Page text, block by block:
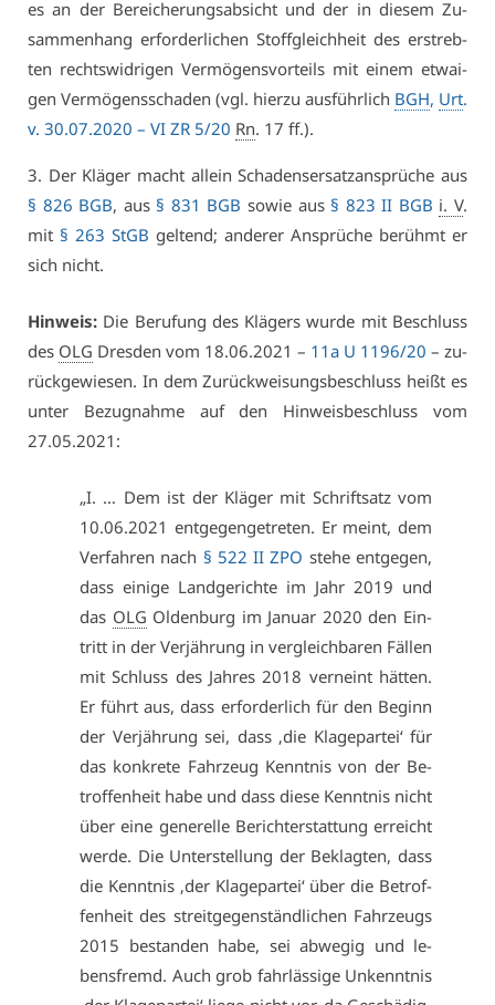
es an der Be­rei­che­rungs­ab­sicht und der in die­sem Zu­
sam­men­hang er­for­der­li­chen Stoff­gleich­heit des er­streb­
ten rechts­wid­ri­gen Ver­mö­gens­vor­teils mit ei­nem et­wai­
gen Ver­mö­gens­scha­den (vgl. hier­zu aus­führ­lich BGH, Urt.
v. 30.07.2020 – VI ZR 5/20 Rn. 17 ff.).
3. Der Klä­ger macht al­lein Scha­dens­er­satz­an­sprü­che aus
§ 826 BGB, aus § 831 BGB so­wie aus § 823 II BGB i. V.
mit § 263 StGB gel­tend; an­de­rer An­sprü­che be­rühmt er
sich nicht.
Hin­weis: Die Be­ru­fung des Klä­gers wur­de mit Be­schluss
des OLG Dres­den vom 18.06.2021 – 11a U 1196/20 – zu­
rück­ge­wie­sen. In dem Zu­rück­wei­sungs­be­schluss heißt es
un­ter Be­zug­nah­me auf den Hin­weis­be­schluss vom
27.05.2021:
„I. … Dem ist der Klä­ger mit Schrift­satz vom
10.06.2021 ent­ge­gen­ge­tre­ten. Er meint, dem
Ver­fah­ren nach § 522 II ZPO ste­he ent­ge­gen,
dass ei­ni­ge Land­ge­rich­te im Jahr 2019 und
das OLG Ol­den­burg im Ja­nu­ar 2020 den Ein­
tritt in der Ver­jäh­rung in ver­gleich­ba­ren Fäl­len
mit Schluss des Jah­res 2018 ver­neint hät­ten.
Er führt aus, dass er­for­der­lich für den Be­ginn
der Ver­jäh­rung sei, dass ‚die Kla­ge­par­tei‘ für
das kon­kre­te Fahr­zeug Kennt­nis von der Be­
trof­fen­heit ha­be und dass die­se Kennt­nis nicht
über ei­ne ge­ne­rel­le Be­richt­er­stat­tung er­reicht
wer­de. Die Un­ter­stel­lung der Be­klag­ten, dass
die Kennt­nis ‚der Kla­ge­par­tei‘ über die Be­trof­
fen­heit des streit­ge­gen­ständ­li­chen Fahr­zeugs
2015 be­stan­den ha­be, sei ab­we­gig und le­
bens­fremd. Auch grob fahr­läs­si­ge Un­kennt­nis